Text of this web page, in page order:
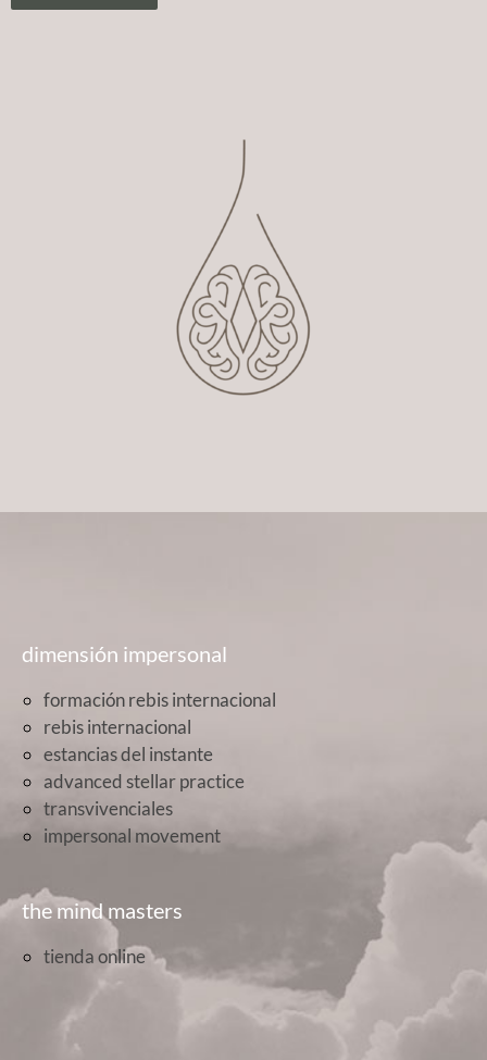
dimensión impersonal
formación rebis internacional
rebis internacional
estancias del instante
advanced stellar practice
transvivenciales
impersonal movement
the mind masters
tienda online